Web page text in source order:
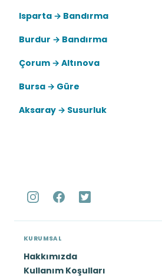
Isparta → Bandırma
Burdur → Bandırma
Çorum → Altınova
Bursa → Güre
Aksaray → Susurluk
KURUMSAL
Hakkımızda
Kullanım Koşulları